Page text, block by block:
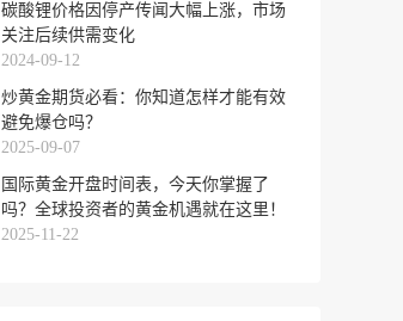
碳酸锂价格因停产传闻大幅上涨，市场
关注后续供需变化
2024-09-12
炒黄金期货必看：你知道怎样才能有效
避免爆仓吗？
2025-09-07
国际黄金开盘时间表，今天你掌握了
吗？全球投资者的黄金机遇就在这里！
2025-11-22